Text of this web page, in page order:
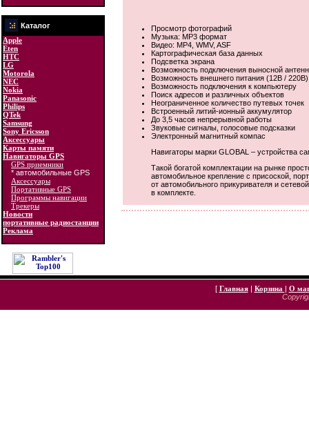
Каталог
Apple
Eten
HTC
LG
Motorola
NEC
Nokia
Panasonic
Philips
QTek
Samsung
Sony Ericsson
Аксессуары
Карты памяти
Навигаторы GPS
GPS приемники
* автомобильные GPS
Аксессуары
Портативные GPS
Программы навигации
Трекеры
Новости
портативные радиостанции
Реклама
Просмотр фотографий
Музыка: MP3 формат
Видео: MP4, WMV, ASF
Картографическая база данных
Подсветка экрана
Возможность подключения выносной
Возможность внешнего питания (12В / 220В)
Возможность подключения к компьютеру
Поиск адресов и различных объектов
Неограниченное количество путевых точек
Встроенный литий-ионный аккумулятор
До 3,5 часов непрерывной работы
Звуковые сигналы, голосовые подсказки
Электронный магнитный компас
Навигаторы марки GLOBAL – устройства
Такой богатой комплектации на рынке
автомобильное крепление с присоской,
от автомобильного прикуривателя и
в комплекте.
[ Главная| Корзина | О